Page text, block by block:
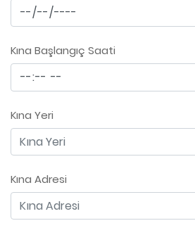
Kına Başlangıç Saati
Kına Yeri
Kına Adresi